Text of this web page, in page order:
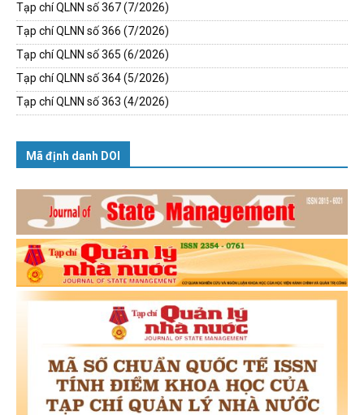
Tạp chí QLNN số 367 (7/2026)
Tạp chí QLNN số 366 (7/2026)
Tạp chí QLNN số 365 (6/2026)
Tạp chí QLNN số 364 (5/2026)
Tạp chí QLNN số 363 (4/2026)
Mã định danh DOI